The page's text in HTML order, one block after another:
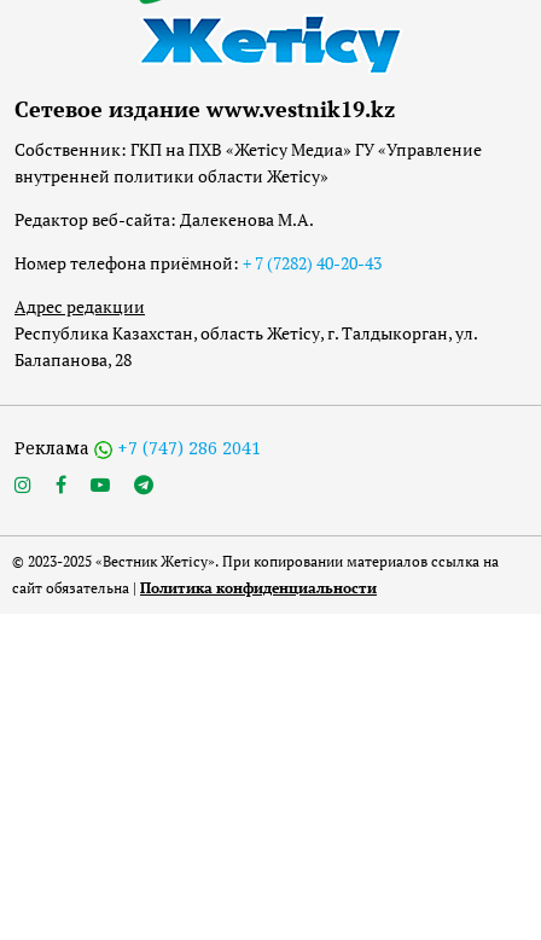
Сетевое издание www.vestnik19.kz
Собственник: ГКП на ПХВ «Жетісу Медиа» ГУ «Управление
внутренней политики области Жетісу»
Редактор веб-сайта: Далекенова М.А.
Номер телефона приёмной: + 7 (7282) 40-20-43
Адрес редакции
Республика Казахстан, область Жетісу, г. Талдыкорган, ул.
Балапанова, 28
Реклама +7 (747) 286 2041
© 2023-2025 «Вестник Жетісу». При копировании материалов ссылка на
сайт обязательна | Политика конфиденциальности